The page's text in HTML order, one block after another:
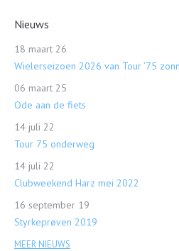
Nieuws
18 maart 26
Wielerseizoen 2026 van Tour ’75
06 maart 25
Ode aan de fiets
14 juli 22
Tour 75 onderweg
14 juli 22
Clubweekend Harz mei 2022
16 september 19
Styrkeprøven 2019
MEER NIEUWS